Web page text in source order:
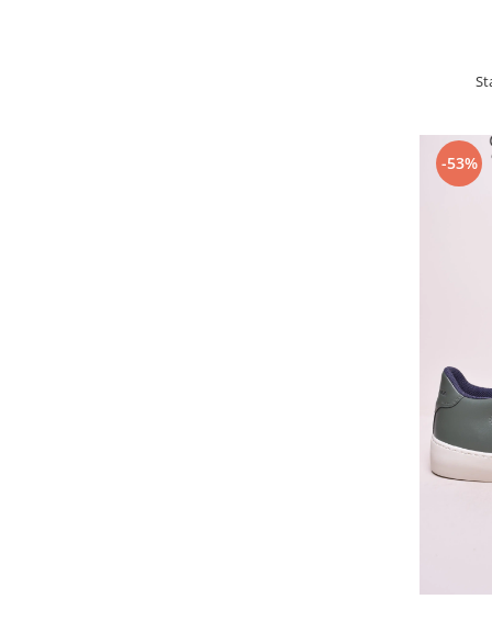
-53%